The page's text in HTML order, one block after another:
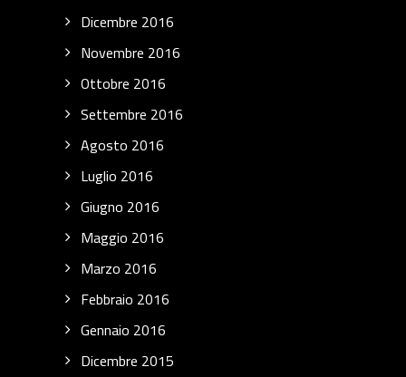
Dicembre 2016
Novembre 2016
Ottobre 2016
Settembre 2016
Agosto 2016
Luglio 2016
Giugno 2016
Maggio 2016
Marzo 2016
Febbraio 2016
Gennaio 2016
Dicembre 2015